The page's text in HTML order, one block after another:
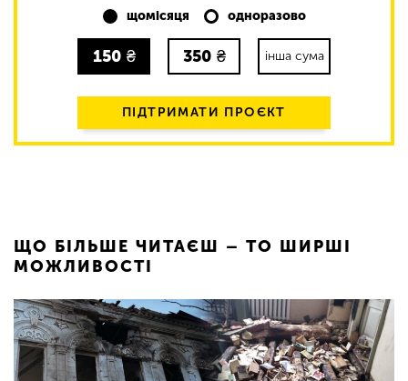
щомісяця
одноразово
150 ₴ 350 ₴ інша сума
ПІДТРИМАТИ ПРОЄКТ
ЩО БІЛЬШЕ ЧИТАЄШ – ТО ШИРШІ
МОЖЛИВОСТІ